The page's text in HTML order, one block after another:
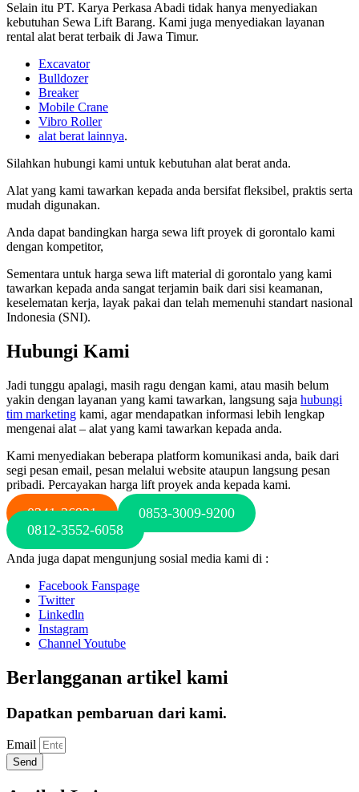
Selain itu PT. Karya Perkasa Abadi tidak hanya menyediakan
kebutuhan Sewa Lift Barang. Kami juga menyediakan layanan
rental alat berat terbaik di Jawa Timur.
Excavator
Bulldozer
Breaker
Mobile Crane
Vibro Roller
alat berat lainnya.
Silahkan hubungi kami untuk kebutuhan alat berat anda.
Alat yang kami tawarkan kepada anda bersifat fleksibel, praktis serta
mudah digunakan.
Anda dapat bandingkan harga sewa lift proyek di gorontalo kami
dengan kompetitor,
Sementara untuk harga sewa lift material di gorontalo yang kami
tawarkan kepada anda sangat terjamin baik dari sisi keamanan,
keselematan kerja, layak pakai dan telah memenuhi standart nasional
Indonesia (SNI).
Hubungi Kami
Jadi tunggu apalagi, masih ragu dengan kami, atau masih belum
yakin dengan layanan yang kami tawarkan, langsung saja hubungi
tim marketing kami, agar mendapatkan informasi lebih lengkap
mengenai alat – alat yang kami tawarkan kepada anda.
Kami menyediakan beberapa platform komunikasi anda, baik dari
segi pesan email, pesan melalui website ataupun langsung pesan
pribadi. Percayakan harga lift proyek anda kepada kami.
0341-36931
0853-3009-9200
0812-3552-6058
Anda juga dapat mengunjung sosial media kami di :
Facebook Fanspage
Twitter
Linkedln
Instagram
Channel Youtube
Berlangganan artikel kami
Dapatkan pembaruan dari kami.
Email
Send